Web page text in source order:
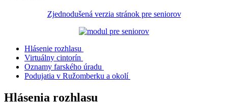
Zjednodušená verzia stránok pre seniorov
Hlásenie rozhlasu
Virtuálny cintorín
Oznamy farského úradu
Podujatia v Ružomberku a okolí
Hlásenia rozhlasu